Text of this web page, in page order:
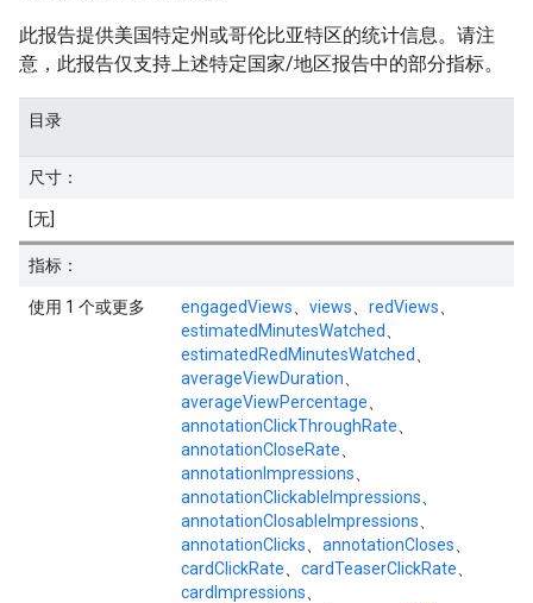
此报告提供美国特定州或哥伦比亚特区的统计信息。请注
意，此报告仅支持上述特定国家/地区报告中的部分指标。
目录
尺寸：
[无]
指标：
使用 1 个或更多 engagedViews views redViews
estimatedMinutesWatched
estimatedRedMinutesWatched
averageViewDuration
averageViewPercentage
annotationClickThroughRate
annotationCloseRate
annotationImpressions
annotationClickableImpressions
annotationClosableImpressions
annotationClicks
annotationCloses
cardClickRate
cardTeaserClickRate
cardImpressions